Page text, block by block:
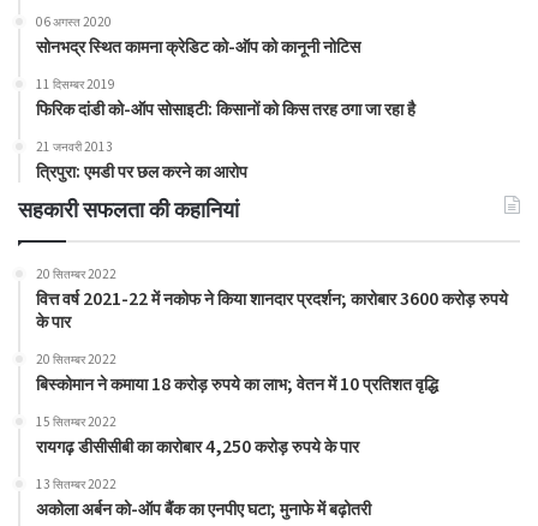
06 अगस्त 2020
सोनभद्र स्थित कामना क्रेडिट को-ऑप को कानूनी नोटिस
11 दिसम्बर 2019
फिरिक दांडी को-ऑप सोसाइटी: किसानों को किस तरह ठगा जा रहा है
21 जनवरी 2013
त्रिपुरा: एमडी पर छल करने का आरोप
सहकारी सफलता की कहानियां
20 सितम्बर 2022
वित्त वर्ष 2021-22 में नकोफ ने किया शानदार प्रदर्शन; कारोबार 3600 करोड़ रुपये
के पार
20 सितम्बर 2022
बिस्कोमान ने कमाया 18 करोड़ रुपये का लाभ; वेतन में 10 प्रतिशत वृद्धि
15 सितम्बर 2022
रायगढ़ डीसीसीबी का कारोबार 4,250 करोड़ रुपये के पार
13 सितम्बर 2022
अकोला अर्बन को-ऑप बैंक का एनपीए घटा; मुनाफे में बढ़ोतरी